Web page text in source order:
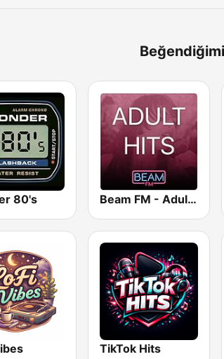
80's Beam FM - Adult Hits
TikTok Hits